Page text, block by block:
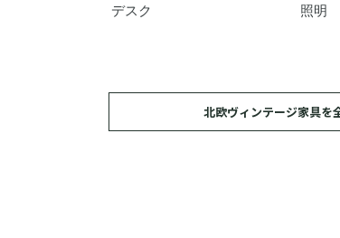
デスク 照明
北欧ヴィンテージ家具を